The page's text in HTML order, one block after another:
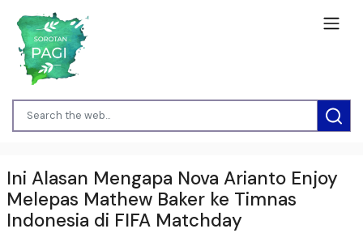
Ini Alasan Mengapa Nova Arianto Enjoy
Melepas Mathew Baker ke Timnas
Indonesia di FIFA Matchday